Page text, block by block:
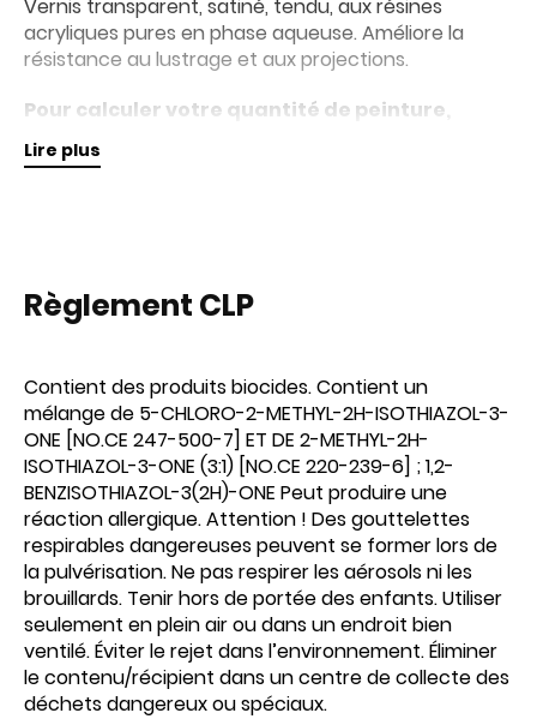
Vernis transparent, satiné, tendu, aux résines
acryliques pures en phase aqueuse. Améliore la
résistance au lustrage et aux projections.
Pour calculer votre quantité de peinture,
utilisez le
Lire plus
Règlement CLP
Contient des produits biocides. Contient un
mélange de 5-CHLORO-2-METHYL-2H-ISOTHIAZOL-3-
ONE [NO.CE 247-500-7] ET DE 2-METHYL-2H-
ISOTHIAZOL-3-ONE (3:1) [NO.CE 220-239-6] ; 1,2-
BENZISOTHIAZOL-3(2H)-ONE Peut produire une
réaction allergique. Attention ! Des gouttelettes
respirables dangereuses peuvent se former lors de
la pulvérisation. Ne pas respirer les aérosols ni les
brouillards. Tenir hors de portée des enfants. Utiliser
seulement en plein air ou dans un endroit bien
ventilé. Éviter le rejet dans l’environnement. Éliminer
le contenu/récipient dans un centre de collecte des
déchets dangereux ou spéciaux.